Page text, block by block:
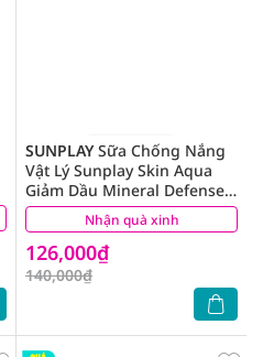
Nhận quà xinh
SUNPLAYSữa Chống Nắng
Vật Lý Sunplay Skin Aqua
Giảm Dầu Mineral Defense
Oil Clear Milk SPF50+
PA++++ 25g
126,000₫
140,000₫
(0)